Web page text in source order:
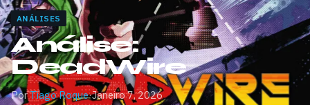
ANÁLISES
Análise:
DeadWire
PorTiago Roque·Janeiro 7, 2026